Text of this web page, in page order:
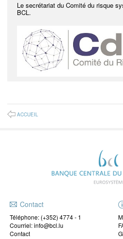
Le secrétariat du Comité du risque
BCL.
ACCUEIL
Contact
Téléphone: (+352) 4774 - 1
Courriel: info@bcl.lu
Contact